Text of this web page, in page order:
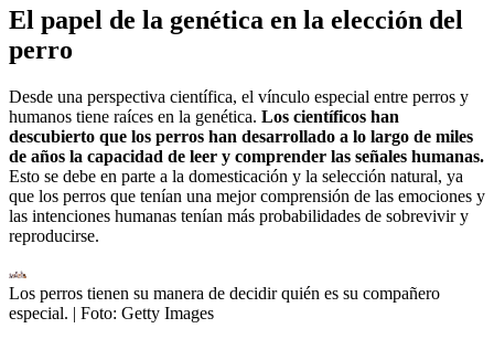
El papel de la genética en la elección del
perro
Desde una perspectiva científica, el vínculo especial entre perros y
humanos tiene raíces en la genética. Los científicos han
descubierto que los perros han desarrollado a lo largo de miles
de años la capacidad de leer y comprender las señales humanas.
Esto se debe en parte a la domesticación y la selección natural, ya
que los perros que tenían una mejor comprensión de las emociones y
las intenciones humanas tenían más probabilidades de sobrevivir y
reproducirse.
Los perros tienen su manera de decidir quién es su compañero
especial. | Foto: Getty Images